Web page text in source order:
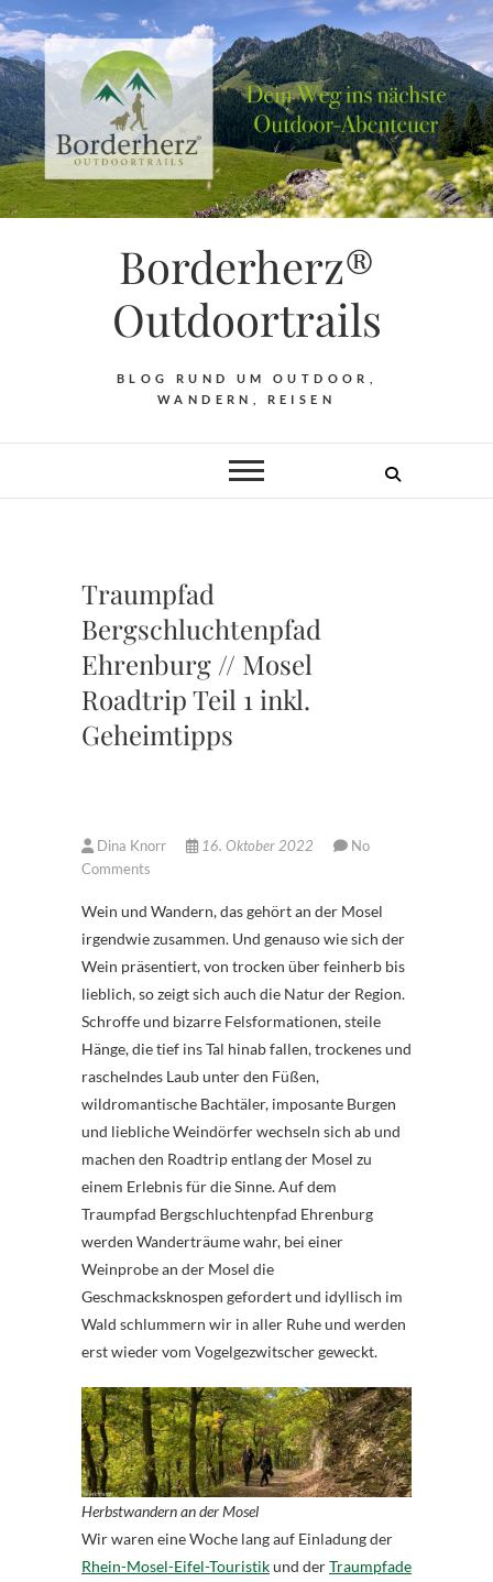
Borderherz®
Outdoortrails
BLOG RUND UM OUTDOOR,
WANDERN, REISEN
Traumpfad
Bergschluchtenpfad
Ehrenburg // Mosel
Roadtrip Teil 1 inkl.
Geheimtipps
Dina Knorr 16. Oktober 2022
No
Comments
Wein und Wandern, das gehört an der Mosel
irgendwie zusammen. Und genauso wie sich der
Wein präsentiert, von trocken über feinherb bis
lieblich, so zeigt sich auch die Natur der Region.
Schroffe und bizarre Felsformationen, steile
Hänge, die tief ins Tal hinab fallen, trockenes und
raschelndes Laub unter den Füßen,
wildromantische Bachtäler, imposante Burgen
und liebliche Weindörfer wechseln sich ab und
machen den Roadtrip entlang der Mosel zu
einem Erlebnis für die Sinne. Auf dem
Traumpfad Bergschluchtenpfad Ehrenburg
werden Wanderträume wahr, bei einer
Weinprobe an der Mosel die
Geschmacksknospen gefordert und idyllisch im
Wald schlummern wir in aller Ruhe und werden
erst wieder vom Vogelgezwitscher geweckt.
Herbstwandern an der Mosel
Wir waren eine Woche lang auf Einladung der
Rhein-Mosel-Eifel-Touristikund derTraumpfade